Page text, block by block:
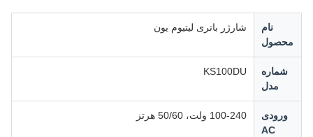
نام
محصول
شارژر باتری لیتیوم یون
شماره
مدل
KS100DU
ورودی
AC
100-240 ولت، 50/60 هرتز